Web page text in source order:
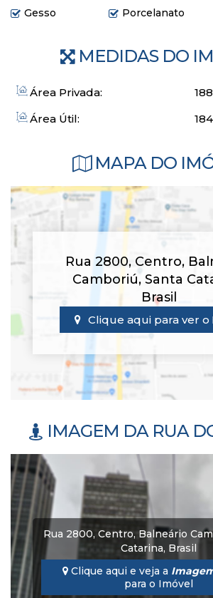
Gesso Porcelanato
MEDIDAS DO
Área Privada: 188
Área Útil:
184
MAPA DO
Rua 2800, Centro,
Camboriú, Santa
Brasil
Clique aqui para ver o
IMAGEM DA RUA
Rua 2800,Centro, Balneário
Catarina, Brasil
Clique aqui e veja a
para o Imóvel